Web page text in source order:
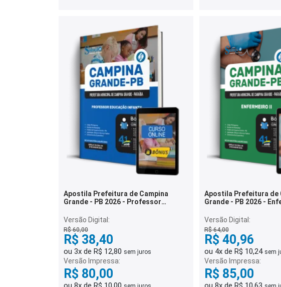
Apostila Prefeitura de Campina
Grande - PB 2026 - Professor
Versão Digital:
R$ 60,00
R$ 38,40
ou 3x de R$ 12,80 sem juros
Versão Impressa:
R$ 80,00
Apostila Prefeitura de
Grande - PB 2026 -
Versão Digital:
R$ 64,00
R$ 40,96
ou 4x de R$ 10,24 sem
Versão Impressa:
R$ 85,00